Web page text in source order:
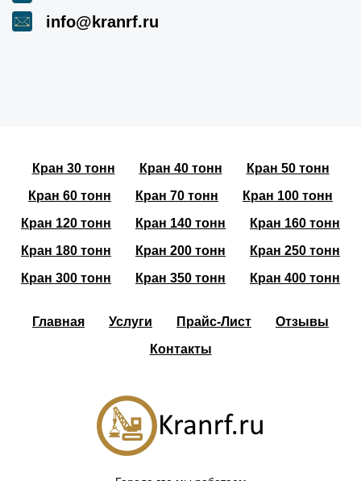
info@kranrf.ru
Кран 30 тонн Кран 40 тонн
Кран 50 тонн
Кран 60 тонн
Кран 70 тонн
Кран 100 тонн
Кран 120 тонн
Кран 140 тонн
Кран 160 тонн
Кран 180 тонн
Кран 200 тонн
Кран 250 тонн
Кран 300 тонн
Кран 350 тонн Кран 400 тонн
Главная Услуги Прайс-Лист
Отзывы
Контакты